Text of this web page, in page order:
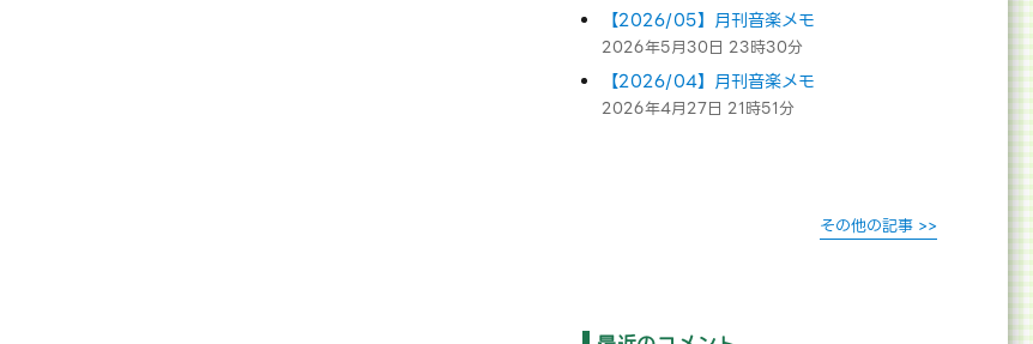
【2026/05】月刊音楽メモ
2026年5月30日 23時30分
【2026/04】月刊音楽メモ
2026年4月27日 21時51分
その他の記事 >>